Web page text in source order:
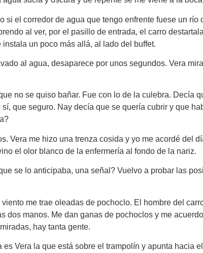
si el corredor de agua que tengo enfrente fuese un
al ver, por el pasillo de entrada, el carro
un poco más allá, al lado del buffet.
al agua, desaparece por unos segundos. Vera
no se quiso bañar. Fue con lo de la culebra. Decía
que seguro. Nay decía que se quería cubrir y que
Vera me hizo una trenza cosida y yo me acordé del
el olor blanco de la enfermería al fondo de la nariz.
se lo anticipaba, una señal? Vuelvo a probar las
me trae oleadas de pochoclo. El hombre del
dos manos. Me dan ganas de pochoclos y me
hay tanta gente.
Vera la que está sobre el trampolín y apunta hacia